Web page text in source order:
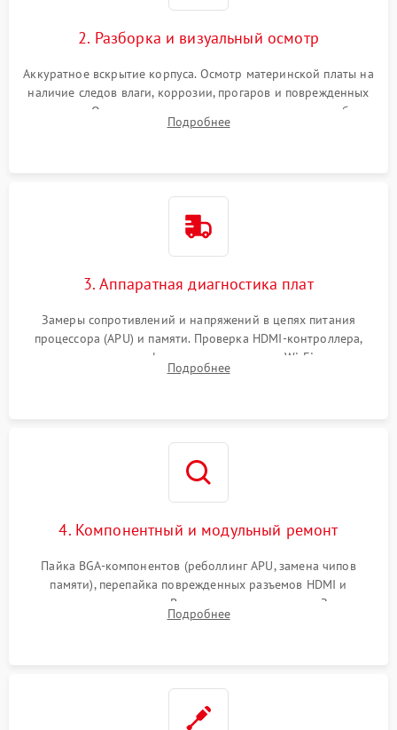
2. Разборка и визуальный осмотр
Аккуратное вскрытие корпуса. Осмотр материнской платы на
наличие следов влаги, коррозии, прогаров и поврежденных
элементов. Оценка состояния системы охлаждения, турбины
кулера и степени загрязнения радиатора пылью.
Подробнее
3. Аппаратная диагностика плат
Замеры сопротивлений и напряжений в цепях питания
процессора (APU) и памяти. Проверка HDMI-контроллера,
микросхем флеш-памяти и модуля Wi-Fi
Подробнее
4. Компонентный и модульный ремонт
Пайка BGA-компонентов (реболлинг APU, замена чипов
памяти), перепайка поврежденных разъемов HDMI и
контроллеров питания. Восстановление дорожек. Замена
неисправного жесткого диска, SSD или лазерной головки
Подробнее